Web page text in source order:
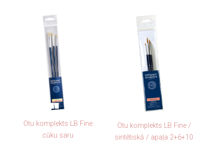
Otu komplekts LB Fine
cūku saru
Otu komplekts LB Fine /
sintētiskā / apaļa 2+6+10